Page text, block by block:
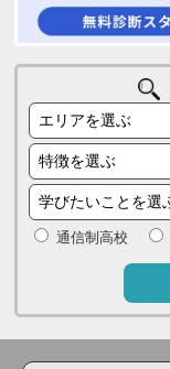
通信制高校